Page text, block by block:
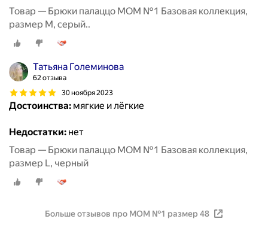
Товар — Брюки палаццо MOM №1 Базовая коллекция,
размер M, серый..
Татьяна Големинова
62 отзыва
30 ноября 2023
Достоинства: мягкие и лёгкие
Недостатки: нет
Товар — Брюки палаццо MOM №1 Базовая коллекция,
размер L, черный
Больше отзывов про MOM №1 размер 48